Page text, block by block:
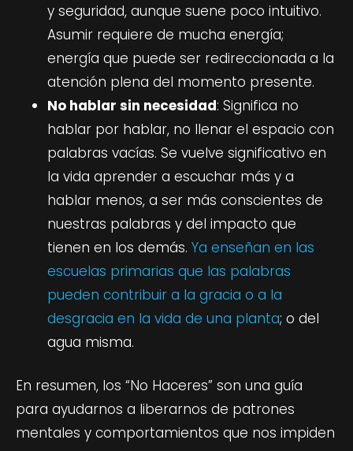
y seguridad, aunque suene poco intuitivo.
Asumir requiere de mucha energía;
energía que puede ser redireccionada a la
atención plena del momento presente.
No hablar sin necesidad: Significa no
hablar por hablar, no llenar el espacio con
palabras vacías. Se vuelve significativo en
la vida aprender a escuchar más y a
hablar menos, a ser más conscientes de
nuestras palabras y del impacto que
tienen en los demás. Ya enseñan en las
escuelas primarias que las palabras
pueden contribuir a la gracia o a la
desgracia en la vida de una planta; o del
agua misma.
En resumen, los “No Haceres” son una guía
para ayudarnos a liberarnos de patrones
mentales y comportamientos que nos impiden